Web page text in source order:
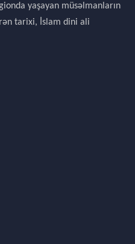
yaşayan müsəlmanların
tarixi, İslam dini ali